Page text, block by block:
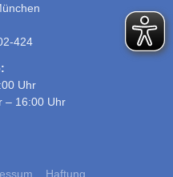
424
Uhr
– 16:00 Uhr
Haftung